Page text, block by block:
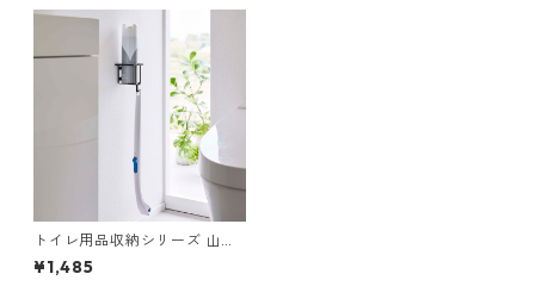
トイレ用品収納シリーズ 山崎
実業 tower タワー ウォールス
プレーボトルホルダー ブラッ
¥1,485